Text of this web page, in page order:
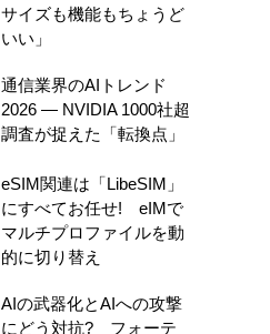
サイズも機能もちょうど
いい」
通信業界のAIトレンド
2026 ― NVIDIA 1000社超
調査が捉えた「転換点」
eSIM関連は「LibeSIM」
にすべてお任せ! eIMで
マルチプロファイルを動
的に切り替え
AIの武器化とAIへの攻撃
にどう対抗? フォーテ